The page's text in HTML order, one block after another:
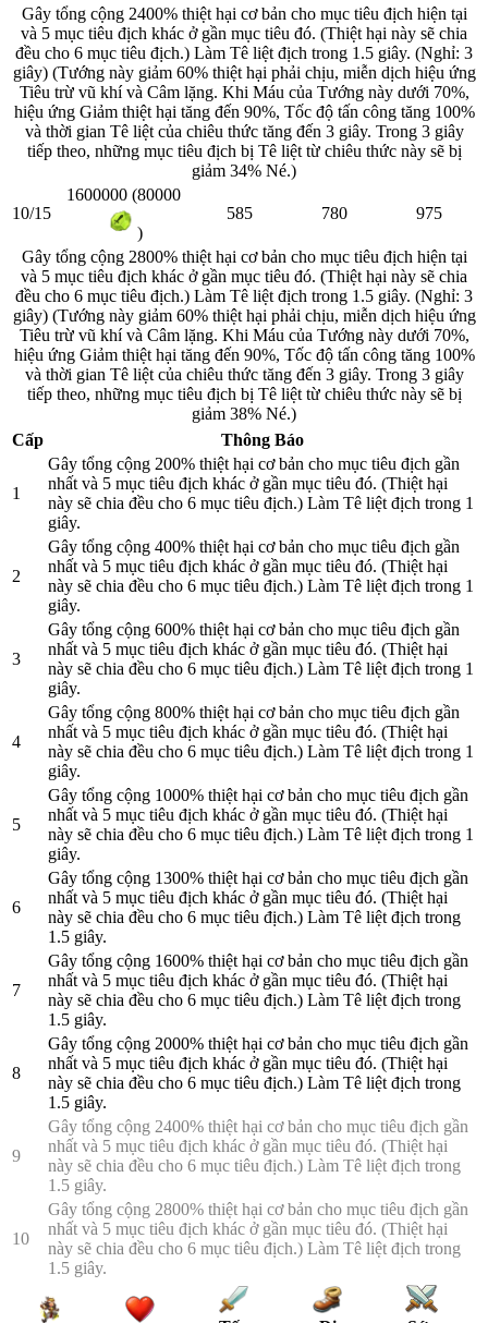
Gây tổng cộng 2400% thiệt hại cơ bản cho mục tiêu địch hiện tại
và 5 mục tiêu địch khác ở gần mục tiêu đó. (Thiệt hại này sẽ chia
đều cho 6 mục tiêu địch.) Làm Tê liệt địch trong 1.5 giây. (Nghỉ: 3
giây) (Tướng này giảm 60% thiệt hại phải chịu, miễn dịch hiệu ứng
Tiêu trừ vũ khí và Câm lặng. Khi Máu của Tướng này dưới 70%,
hiệu ứng Giảm thiệt hại tăng đến 90%, Tốc độ tấn công tăng 100%
và thời gian Tê liệt của chiêu thức tăng đến 3 giây. Trong 3 giây
tiếp theo, những mục tiêu địch bị Tê liệt từ chiêu thức này sẽ bị
giảm 34% Né.)
10/15
1600000 (80000
)
585 780 975
Gây tổng cộng 2800% thiệt hại cơ bản cho mục tiêu địch hiện tại
và 5 mục tiêu địch khác ở gần mục tiêu đó. (Thiệt hại này sẽ chia
đều cho 6 mục tiêu địch.) Làm Tê liệt địch trong 1.5 giây. (Nghỉ: 3
giây) (Tướng này giảm 60% thiệt hại phải chịu, miễn dịch hiệu ứng
Tiêu trừ vũ khí và Câm lặng. Khi Máu của Tướng này dưới 70%,
hiệu ứng Giảm thiệt hại tăng đến 90%, Tốc độ tấn công tăng 100%
và thời gian Tê liệt của chiêu thức tăng đến 3 giây. Trong 3 giây
tiếp theo, những mục tiêu địch bị Tê liệt từ chiêu thức này sẽ bị
giảm 38% Né.)
Cấp
Thông Báo
1
Gây tổng cộng 200% thiệt hại cơ bản cho mục tiêu địch gần
nhất và 5 mục tiêu địch khác ở gần mục tiêu đó. (Thiệt hại
này sẽ chia đều cho 6 mục tiêu địch.) Làm Tê liệt địch trong 1
giây.
2
Gây tổng cộng 400% thiệt hại cơ bản cho mục tiêu địch gần
nhất và 5 mục tiêu địch khác ở gần mục tiêu đó. (Thiệt hại
này sẽ chia đều cho 6 mục tiêu địch.) Làm Tê liệt địch trong 1
giây.
3
Gây tổng cộng 600% thiệt hại cơ bản cho mục tiêu địch gần
nhất và 5 mục tiêu địch khác ở gần mục tiêu đó. (Thiệt hại
này sẽ chia đều cho 6 mục tiêu địch.) Làm Tê liệt địch trong 1
giây.
4
Gây tổng cộng 800% thiệt hại cơ bản cho mục tiêu địch gần
nhất và 5 mục tiêu địch khác ở gần mục tiêu đó. (Thiệt hại
này sẽ chia đều cho 6 mục tiêu địch.) Làm Tê liệt địch trong 1
giây.
5
Gây tổng cộng 1000% thiệt hại cơ bản cho mục tiêu địch gần
nhất và 5 mục tiêu địch khác ở gần mục tiêu đó. (Thiệt hại
này sẽ chia đều cho 6 mục tiêu địch.) Làm Tê liệt địch trong 1
giây.
6
Gây tổng cộng 1300% thiệt hại cơ bản cho mục tiêu địch gần
nhất và 5 mục tiêu địch khác ở gần mục tiêu đó. (Thiệt hại
này sẽ chia đều cho 6 mục tiêu địch.) Làm Tê liệt địch trong
1.5 giây.
7
Gây tổng cộng 1600% thiệt hại cơ bản cho mục tiêu địch gần
nhất và 5 mục tiêu địch khác ở gần mục tiêu đó. (Thiệt hại
này sẽ chia đều cho 6 mục tiêu địch.) Làm Tê liệt địch trong
1.5 giây.
8
Gây tổng cộng 2000% thiệt hại cơ bản cho mục tiêu địch gần
nhất và 5 mục tiêu địch khác ở gần mục tiêu đó. (Thiệt hại
này sẽ chia đều cho 6 mục tiêu địch.) Làm Tê liệt địch trong
1.5 giây.
9
Gây tổng cộng 2400% thiệt hại cơ bản cho mục tiêu địch gần
nhất và 5 mục tiêu địch khác ở gần mục tiêu đó. (Thiệt hại
này sẽ chia đều cho 6 mục tiêu địch.) Làm Tê liệt địch trong
1.5 giây.
10
Gây tổng cộng 2800% thiệt hại cơ bản cho mục tiêu địch gần
nhất và 5 mục tiêu địch khác ở gần mục tiêu đó. (Thiệt hại
này sẽ chia đều cho 6 mục tiêu địch.) Làm Tê liệt địch trong
1.5 giây.